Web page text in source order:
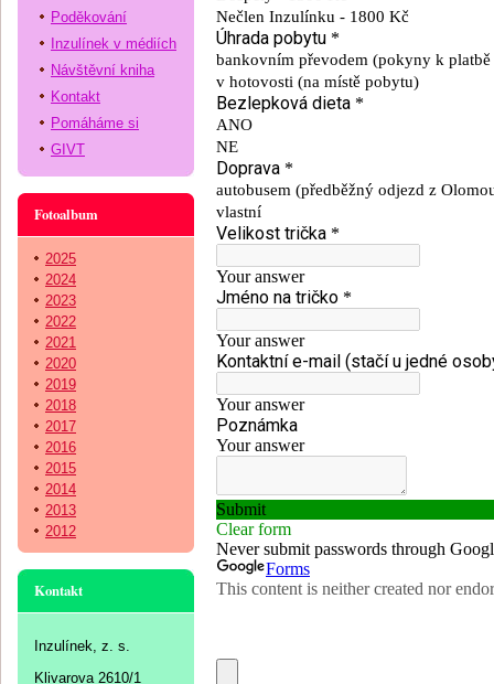
Poděkování
Inzulínek v médiích
Návštěvní kniha
Kontakt
Pomáháme si
GIVT
Fotoalbum
2025
2024
2023
2022
2021
2020
2019
2018
2017
2016
2015
2014
2013
2012
Kontakt
Inzulínek, z. s.
Klivarova 2610/1